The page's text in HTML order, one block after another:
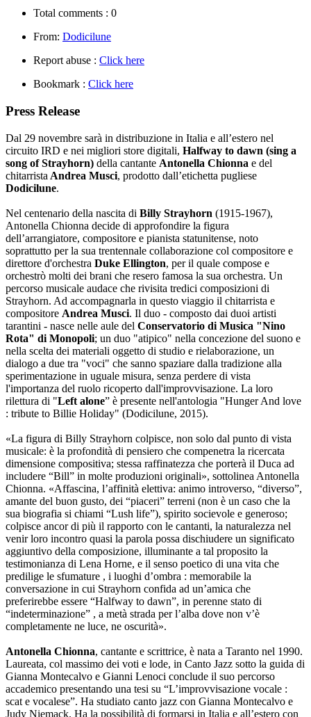
Total comments : 0
From: Dodicilune
Report abuse : Click here
Bookmark : Click here
Press Release
Dal 29 novembre sarà in distribuzione in Italia e all’estero nel
circuito IRD e nei migliori store digitali, Halfway to dawn (sing a
song of Strayhorn) della cantante Antonella Chionna e del
chitarrista Andrea Musci, prodotto dall’etichetta pugliese
Dodicilune.
Nel centenario della nascita di Billy Strayhorn (1915-1967),
Antonella Chionna decide di approfondire la figura
dell’arrangiatore, compositore e pianista statunitense, noto
soprattutto per la sua trentennale collaborazione col compositore e
direttore d'orchestra Duke Ellington, per il quale compose e
orchestrò molti dei brani che resero famosa la sua orchestra. Un
percorso musicale audace che rivisita tredici composizioni di
Strayhorn. Ad accompagnarla in questo viaggio il chitarrista e
compositore Andrea Musci. Il duo - composto dai duoi artisti
tarantini - nasce nelle aule del Conservatorio di Musica "Nino
Rota" di Monopoli; un duo "atipico" nella concezione del suono e
nella scelta dei materiali oggetto di studio e rielaborazione, un
dialogo a due tra "voci" che sanno spaziare dalla tradizione alla
sperimentazione in uguale misura, senza perdere di vista
l'importanza del ruolo ricoperto dall'improvvisazione. La loro
rilettura di "Left alone” è presente nell'antologia "Hunger And love
: tribute to Billie Holiday" (Dodicilune, 2015).
«La figura di Billy Strayhorn colpisce, non solo dal punto di vista
musicale: è la profondità di pensiero che compenetra la ricercata
dimensione compositiva; stessa raffinatezza che porterà il Duca ad
includere “Bill” in molte produzioni originali», sottolinea Antonella
Chionna. «Affascina, l’affinità elettiva: animo introverso, “diverso”,
amante del buon gusto, dei “piaceri” terreni (non è un caso che la
sua biografia si chiami “Lush life”), spirito socievole e generoso;
colpisce ancor di più il rapporto con le cantanti, la naturalezza nel
venir loro incontro quasi la parola possa dischiudere un significato
aggiuntivo della composizione, illuminante a tal proposito la
testimonianza di Lena Horne, e il senso poetico di una vita che
predilige le sfumature , i luoghi d’ombra : memorabile la
conversazione in cui Strayhorn confida ad un’amica che
preferirebbe essere “Halfway to dawn”, in perenne stato di
“indeterminazione” , a metà strada per l’alba dove non v’è
completamente ne luce, ne oscurità».
Antonella Chionna, cantante e scrittrice, è nata a Taranto nel 1990.
Laureata, col massimo dei voti e lode, in Canto Jazz sotto la guida di
Gianna Montecalvo e Gianni Lenoci conclude il suo percorso
accademico presentando una tesi su “L’improvvisazione vocale :
scat e vocalese”. Ha studiato canto jazz con Gianna Montecalvo e
Judy Niemack. Ha la possibilità di formarsi in Italia e all’estero con